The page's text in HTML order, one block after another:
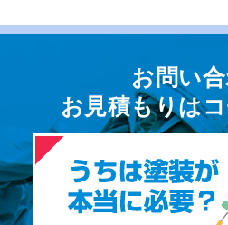
お問い
お⾒積もりは